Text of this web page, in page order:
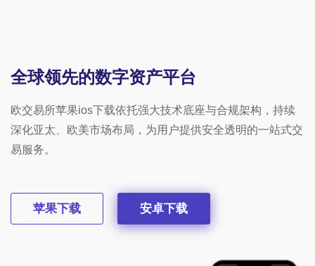
全球领先的数字资产平台
欧交易所苹果ios下载依托强大技术底座与合规架构，持续
深化亚太、欧美市场布局，为用户提供安全透明的一站式交
易服务。
苹果下载 安卓下载